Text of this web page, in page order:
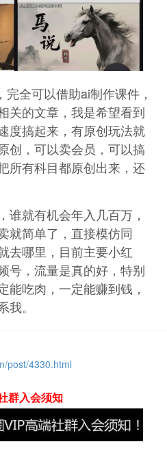
全可以借助ai制作课件，
关的文章，我是希望看到
度搞起来，有原创玩法就
创，可以卖会员，可以搞
所有科目都原创出来，还
谁就有机会年入几百万，
就简单了，直接模仿同
去哪里，目前主要小红
号，流量是真的好，特别
能吃肉，一定能赚到钱，
。
post/4330.html
群入会须知